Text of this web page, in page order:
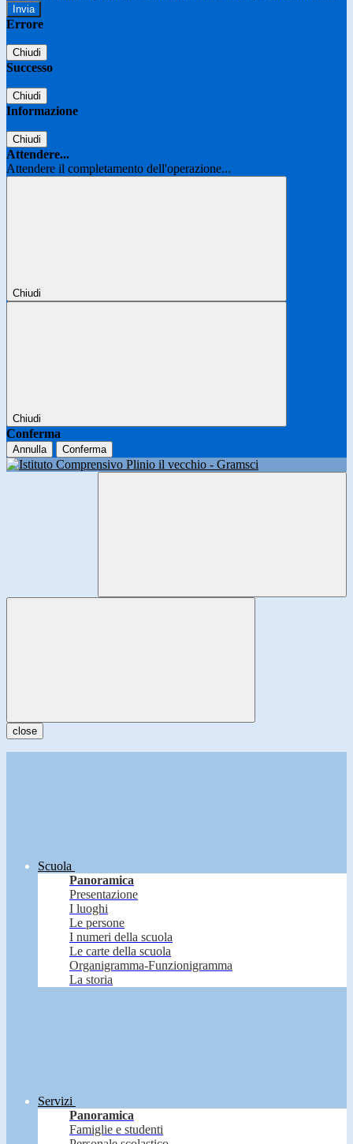
Errore
Chiudi
Successo
Chiudi
Informazione
Chiudi
Attendere...
Attendere il completamento dell'operazione...
Chiudi
Chiudi
Conferma
Annulla Conferma
close
Scuola
Panoramica
Presentazione
I luoghi
Le persone
I numeri della scuola
Le carte della scuola
Organigramma-Funzionigramma
La storia
Servizi
Panoramica
Famiglie e studenti